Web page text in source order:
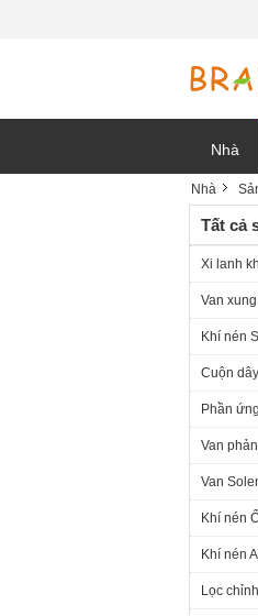
Nhà
Nhà
Tất cả
Xi lanh
Van
Khí nén
Cuộn
Phần
Van
Van
Khí nén
Khí nén
Lọc